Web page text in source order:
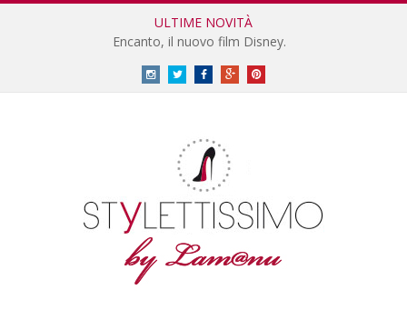
ULTIME NOVITÀ
Encanto, il nuovo film Disney.
InstagramTwitterFacebookGoogle
Plus
Pinterest